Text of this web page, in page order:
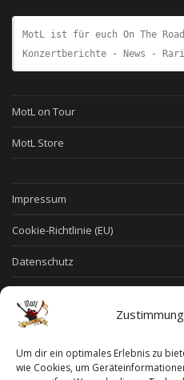
Um dir ein optimales Erlebnis zu
wie Cookies, um
MotL ist für euch On The
Konzertberichte - News -
MotL on Tour
MotL Store
Impressum
Cookie-Richtlinie (EU)
Datenschutz
Widerruf
Widerruf für digitale Inhalte